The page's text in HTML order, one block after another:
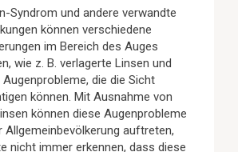
Syndrom und andere verwandte
können verschiedene
im Bereich des Auges
wie z. B. verlagerte Linsen und
Augenprobleme, die die Sicht
können. Mit Ausnahme von
können diese Augenprobleme
Allgemeinbevölkerung auftreten,
nicht immer erkennen, dass diese